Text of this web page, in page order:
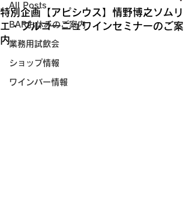
All Posts
BARお休みのご案内
業務用試飲会
ショップ情報
ワインバー情報
特別企画【アピシウス】情野博之ソムリ
エ・ブルゴーニュワインセミナーのご案
内